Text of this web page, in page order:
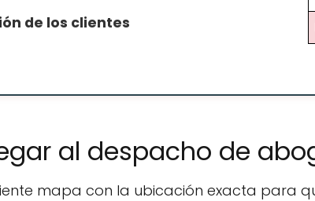
de los clientes
al despacho de
mapa con la ubicación exacta para